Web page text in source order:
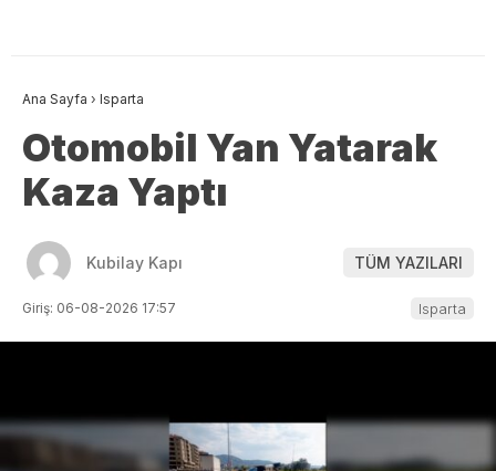
Ana Sayfa › Isparta
Otomobil Yan Yatarak
Kaza Yaptı
Kubilay Kapı TÜM YAZILARI
Giriş: 06-08-2026 17:57 Isparta